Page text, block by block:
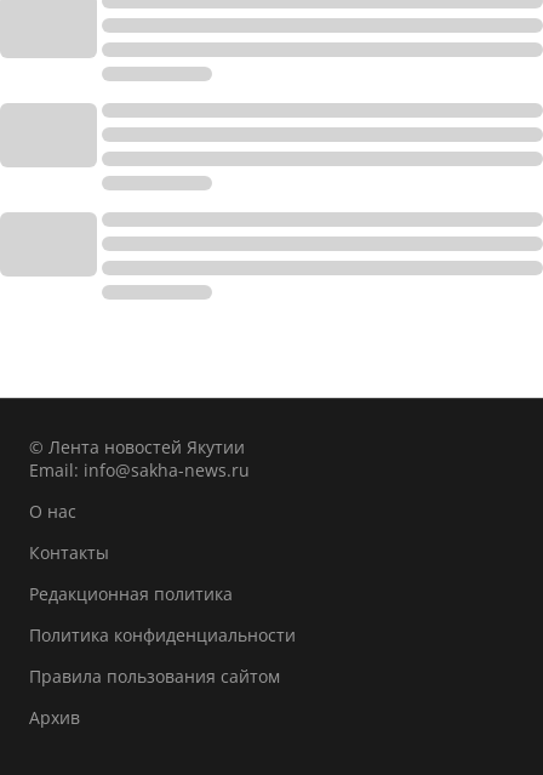
© Лента новостей Якутии
Email: info@sakha-news.ru
О нас
Контакты
Редакционная политика
Политика конфиденциальности
Правила пользования сайтом
Архив